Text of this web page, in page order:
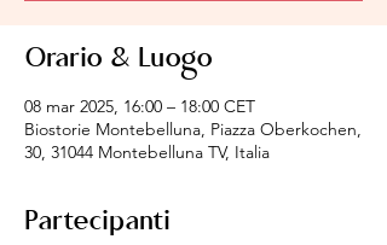
Orario & Luogo
08 mar 2025, 16:00 – 18:00 CET
Biostorie Montebelluna, Piazza Oberkochen,
30, 31044 Montebelluna TV, Italia
Partecipanti